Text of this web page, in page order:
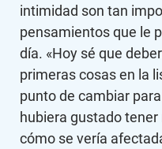
intimidad son tan
pensamientos que le
día. «Hoy sé que
primeras cosas en la
punto de cambiar
hubiera gustado
cómo se vería